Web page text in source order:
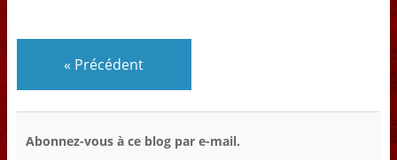
« Précédent
Abonnez-vous à ce blog par e-mail.